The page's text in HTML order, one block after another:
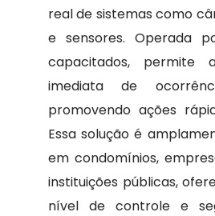
real de sistemas como
e sensores. Operada
capacitados, permite
imediata de
promovendo ações
Essa solução é
em condomínios,
instituições públicas,
nível de controle e